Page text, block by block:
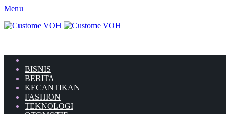
Menu
BISNIS
BERITA
KECANTIKAN
FASHION
TEKNOLOGI